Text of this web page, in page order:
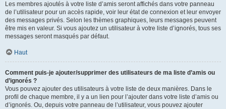
Les membres ajoutés à votre liste d’amis seront affichés dans votre panneau
de l’utilisateur pour un accès rapide, voir leur état de connexion et leur envoyer
des messages privés. Selon les thèmes graphiques, leurs messages peuvent
être mis en valeur. Si vous ajoutez un utilisateur à votre liste d’ignorés, tous ses
messages seront masqués par défaut.
Haut
Comment puis-je ajouter/supprimer des utilisateurs de ma liste d’amis ou
d’ignorés ?
Vous pouvez ajouter des utilisateurs à votre liste de deux manières. Dans le
profil de chaque membre, il y a un lien pour l’ajouter dans votre liste d’amis ou
d’ignorés. Ou, depuis votre panneau de l’utilisateur, vous pouvez ajouter